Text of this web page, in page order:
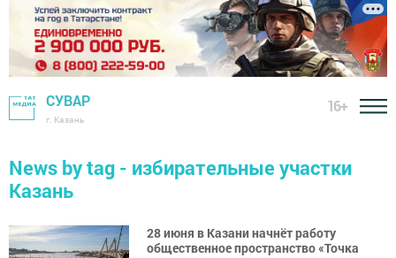
СУВАР
г. Казань
16+
News by tag - избирательные участки
Казань
28 июня в Казани начнёт работу
общественное пространство «Точка